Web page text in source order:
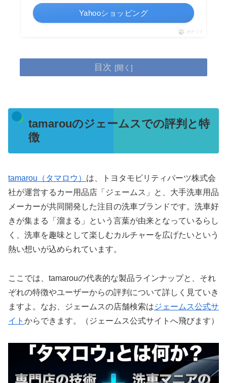
Yahooショッピング
ポチップ
目次
tamarouのジェームスでの評判と特
徴
tamarou（タマロウ） は、トヨタモビリティパーツ株式会
社が運営するカー用品店「ジェームス」と、大手洗車用品
メーカーが共同開発した注目の洗車ブランドです。洗車好
きが集まる「溜まる」という言葉が由来となっているらし
く、洗車を趣味として楽しむカルチャーを広げたいという
熱い想いが込められています。
ここでは、tamarouの代表的な製品ラインナップと、それ
ぞれの特徴やユーザーからの評判について詳しく見ていき
ますよ。なお、ジェームスの店舗検索はジェームス公式サ
イト からできます。（ジェームス公式サイトへ飛びます）